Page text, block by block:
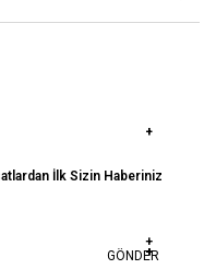
İlk Sizin Haberiniz
GÖNDER